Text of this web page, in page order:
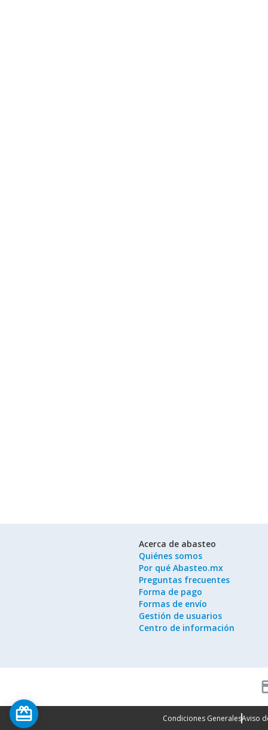
Acerca de abasteo
Quiénes somos
Por qué Abasteo.mx
Preguntas frecuentes
Forma de pago
Formas de envío
Gestión de usuarios
Centro de información
Condiciones GeneralesAviso
card_giftcard